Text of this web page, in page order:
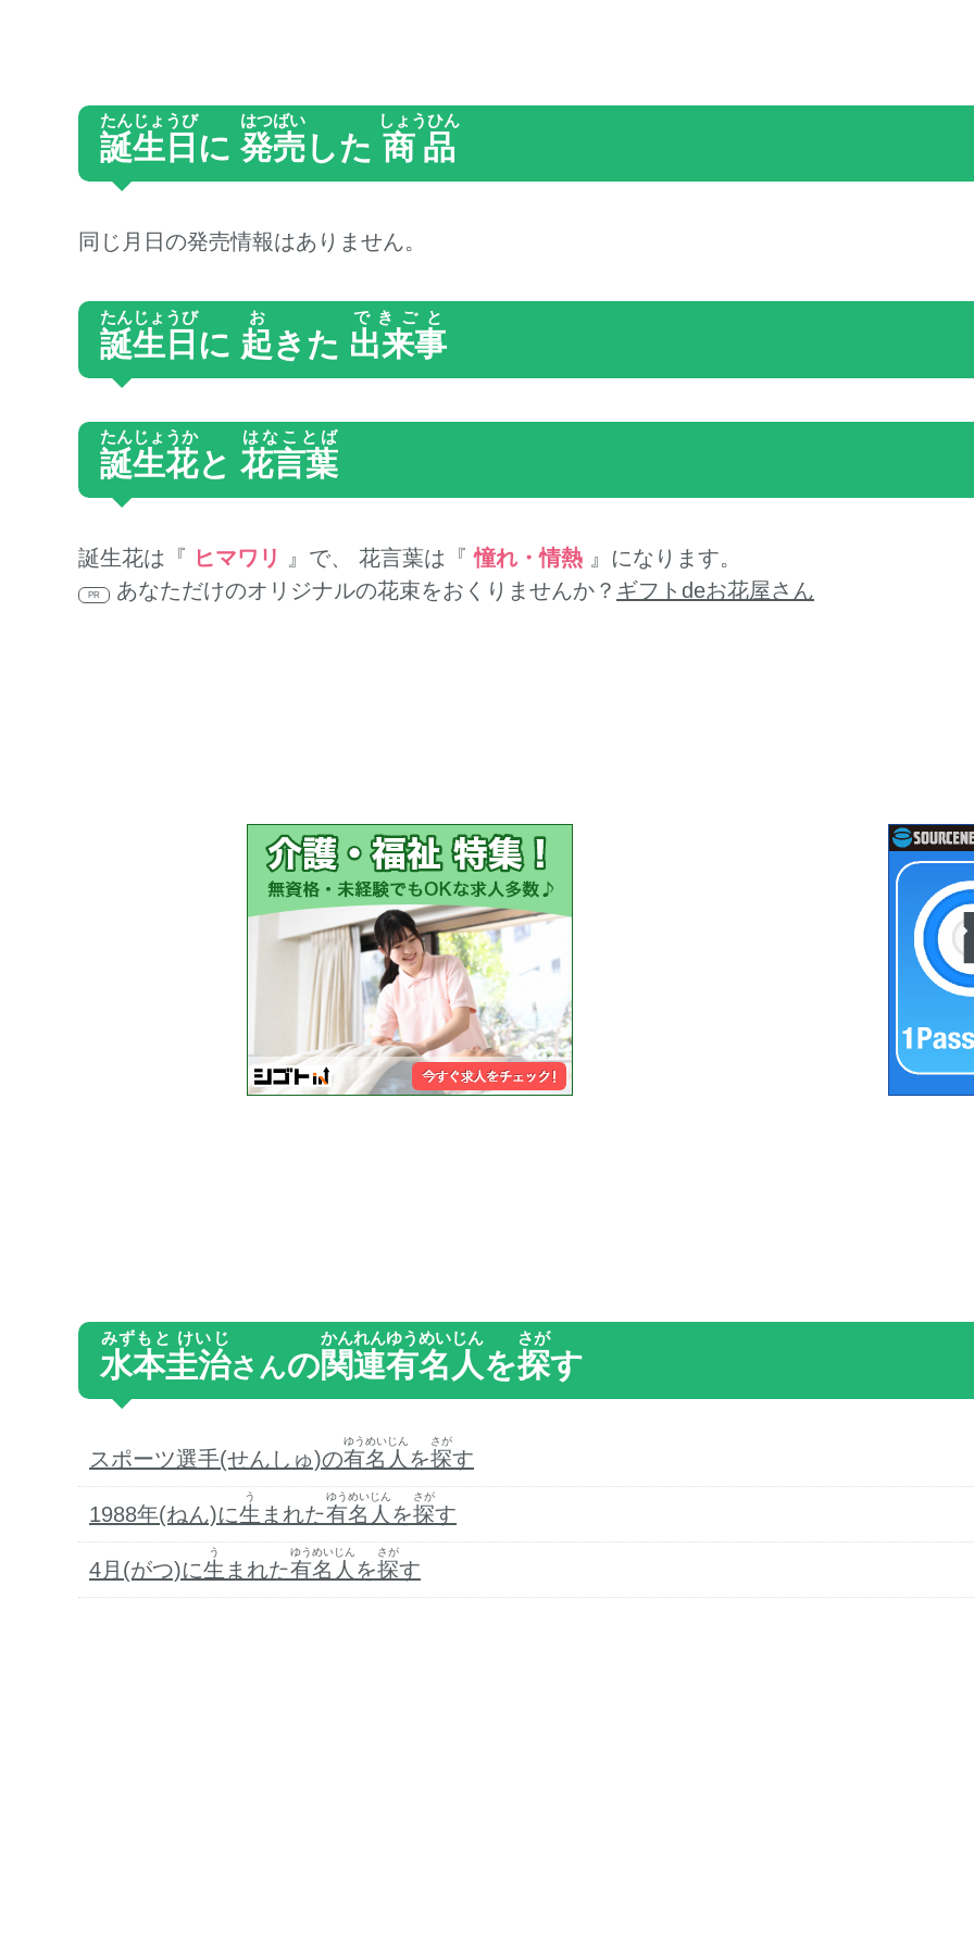
誕生日
たんじょうび
に 発売
はつばい
した 商品
しょうひん
同じ月日の発売情報はありません。
誕生日
たんじょうび
に 起
お
きた 出来事
できごと
誕生花
たんじょうか
と 花言葉
はなことば
誕生花は『 ヒマワリ 』で、 花言葉は『憧れ・情熱 』になります。
PR あなただけのオリジナルの花束をおくりませんか？ ギフトdeお花屋さん
水本圭治
みずもと けいじ
さんの関連
かんれん
有名人
ゆうめいじん
を探
さが
す
スポーツ選手(せんしゅ)の有名人
ゆうめいじん
を探
さが
す
1988年(ねん)に生
う
まれた有名人
ゆうめいじん
を探
さが
す
4月(がつ)に生
う
まれた有名人
ゆうめいじん
を探
さが
す